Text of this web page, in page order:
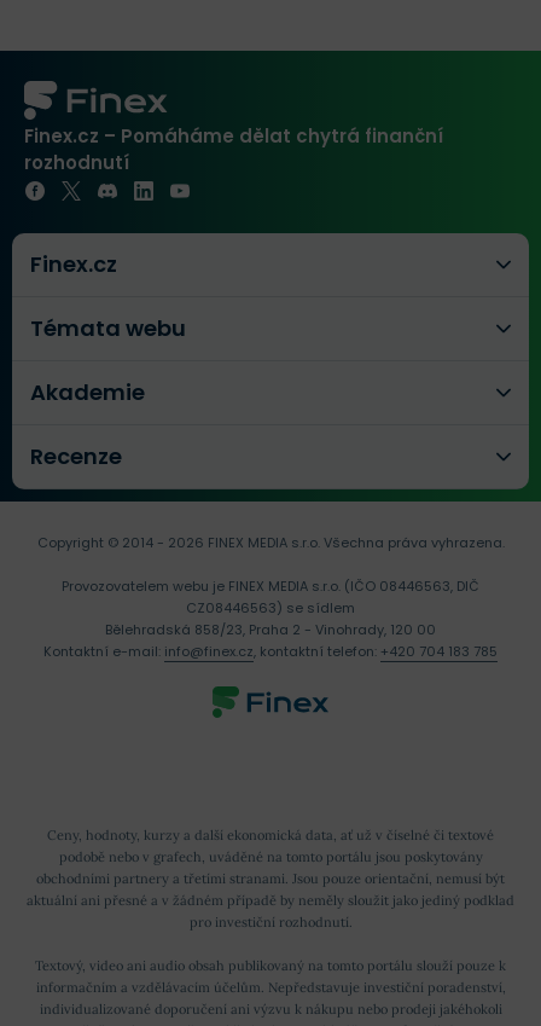
Finex.cz – Pomáháme dělat chytrá finanční
rozhodnutí
Finex.cz
Témata webu
Akademie
Recenze
Ceny, hodnoty, kurzy a další ekonomická data, ať už v číselné či textové
podobě nebo v grafech, uváděné na tomto portálu jsou poskytovány
obchodními partnery a třetími stranami. Jsou pouze orientační, nemusí být
aktuální ani přesné a v žádném případě by neměly sloužit jako jediný podklad
pro investiční rozhodnutí.
Textový, video ani audio obsah publikovaný na tomto portálu slouží pouze k
informačním a vzdělávacím účelům. Nepředstavuje investiční poradenství,
individualizované doporučení ani výzvu k nákupu nebo prodeji jakéhokoli
Copyright © 2014 - 2026 FINEX MEDIA s.r.o.Všechna práva vyhrazena.
Provozovatelem webu je FINEX MEDIA s.r.o. (IČO 08446563, DIČ
CZ08446563) se sídlem
Bělehradská 858/23, Praha 2 - Vinohrady, 120 00
Kontaktní e-mail: info@finex.cz, kontaktní telefon: +420 704 183 785